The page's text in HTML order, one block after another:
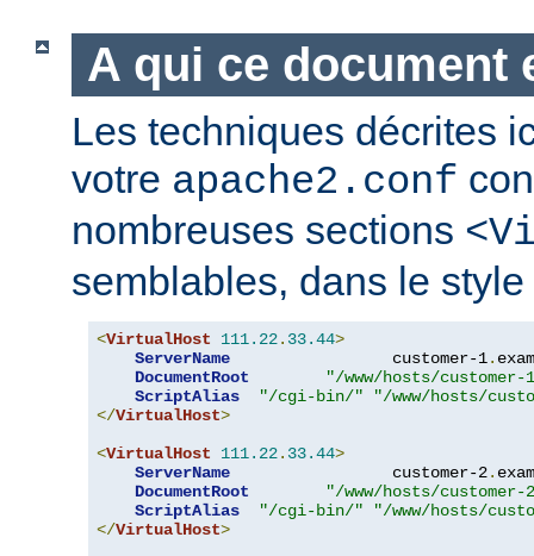
A qui ce document
Les techniques décrites
votre apache2.conf
nombreuses sections
semblables, dans le style
<VirtualHost 111.22. 33.44>
ServerName
                 customer-1
.
DocumentRoot
"/www/hosts/customer-
ScriptAlias
"/cgi-bin/"
"/www/hosts/
</VirtualHost>
<VirtualHost 111.22. 33.44>
ServerName
                 customer-2
.
DocumentRoot
"/www/hosts/customer-
ScriptAlias
"/cgi-bin/"
"/www/hosts/
</VirtualHost>